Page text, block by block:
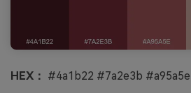
HEX： #4a1b22 #7a2e3b